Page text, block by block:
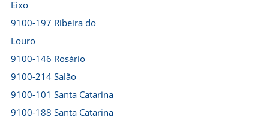
Eixo
9100-197 Ribeira do
Louro
9100-146 Rosário
9100-214 Salão
9100-101 Santa Catarina
9100-188 Santa Catarina